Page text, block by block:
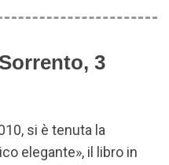
3
si è tenuta la
elegante», il libro in